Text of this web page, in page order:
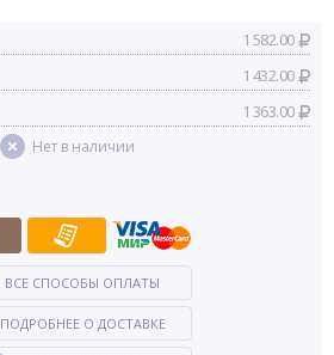
1 582.00
1 432.00
1 363.00
Нет в наличии
ВСЕ СПОСОБЫ ОПЛАТЫ
ПОДРОБНЕЕ О ДОСТАВКЕ